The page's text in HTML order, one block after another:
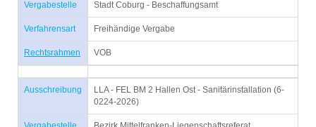
Vergabestelle Stadt Coburg - Beschaffungsamt
Verfahrensart Freihändige Vergabe
Rechtsrahmen VOB
Ausschreibung
LLA - FEL BM 2 Hallen Ost - Sanitärinstallation (6-
0224-2026)